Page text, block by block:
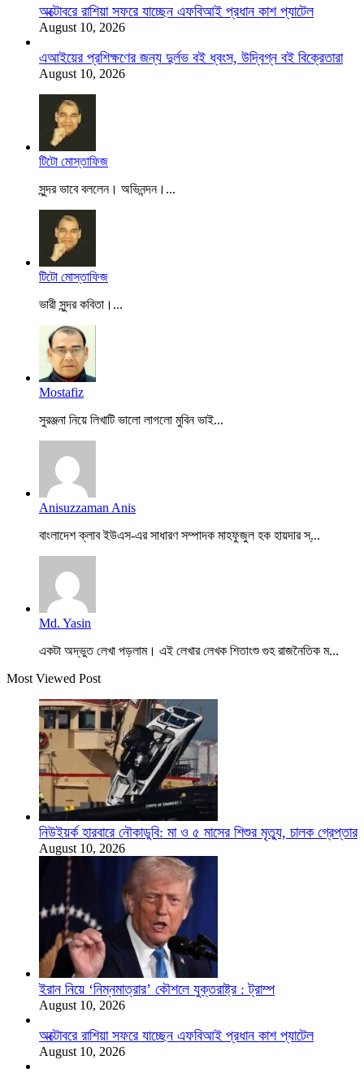
অক্টোবরে রাশিয়া সফরে যাচ্ছেন এফবিআই প্রধান কাশ প্যাটেল
August 10, 2026
এআইয়ের প্রশিক্ষণের জন্য দুর্লভ বই ধ্বংস, উদ্বিগ্ন বই বিক্রেতারা
August 10, 2026
টিটো মোস্তাফিজ
সুন্দর ভাবে বললেন। অভিনন্দন।...
টিটো মোস্তাফিজ
ভারী সুন্দর কবিতা।...
Mostafiz
সুরঞ্জনা নিয়ে লিখাটি ভালো লাগলো মুবিন ভাই...
Anisuzzaman Anis
বাংলাদেশ ক্লাব ইউএস-এর সাধারণ সম্পাদক মাহফুজুল হক হায়দার স্...
Md. Yasin
একটা অদ্ভুত লেখা পড়লাম। এই লেখার লেখক শিতাংশু গুহ রাজনৈতিক ম...
Most Viewed Post
নিউইয়র্ক হারবারে নৌকাডুবি: মা ও ৫ মাসের শিশুর মৃত্যু, চালক গ্রেপ্তার
August 10, 2026
ইরান নিয়ে ‘নিম্নমাত্রার’ কৌশলে যুক্তরাষ্ট্র : ট্রাম্প
August 10, 2026
অক্টোবরে রাশিয়া সফরে যাচ্ছেন এফবিআই প্রধান কাশ প্যাটেল
August 10, 2026